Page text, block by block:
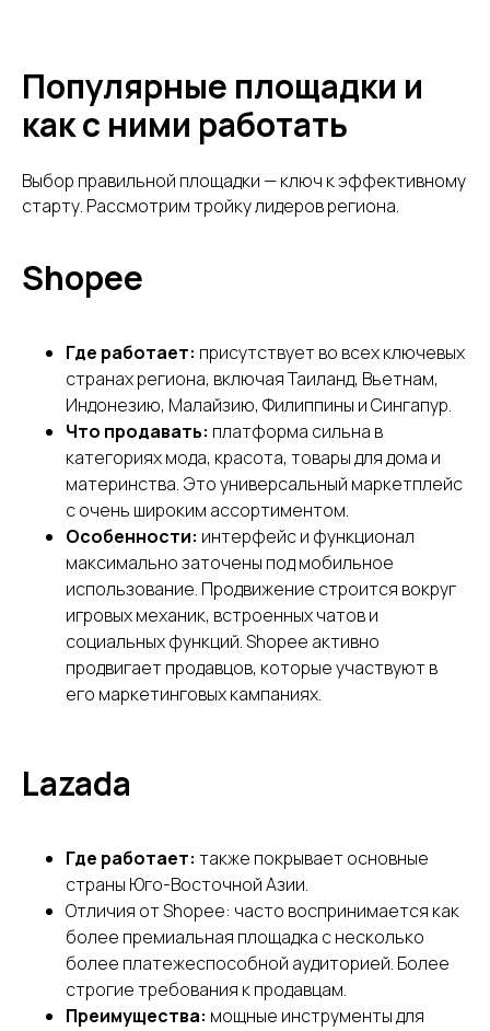
Популярные площадки и
как с ними работать
Выбор правильной площадки — ключ к эффективному
старту. Рассмотрим тройку лидеров региона.
Shopee
Где работает: присутствует во всех ключевых
странах региона, включая Таиланд, Вьетнам,
Индонезию, Малайзию, Филиппины и Сингапур.
Что продавать: платформа сильна в
категориях мода, красота, товары для дома и
материнства. Это универсальный маркетплейс
с очень широким ассортиментом.
Особенности: интерфейс и функционал
максимально заточены под мобильное
использование. Продвижение строится вокруг
игровых механик, встроенных чатов и
социальных функций. Shopee активно
продвигает продавцов, которые участвуют в
его маркетинговых кампаниях.
Lazada
Где работает: также покрывает основные
страны Юго-Восточной Азии.
Отличия от Shopee: часто воспринимается как
более премиальная площадка с несколько
более платежеспособной аудиторией. Более
строгие требования к продавцам.
Преимущества: мощные инструменты для
Не знаете, с чего начать
работу с фулфилментом?
Проконсультируем